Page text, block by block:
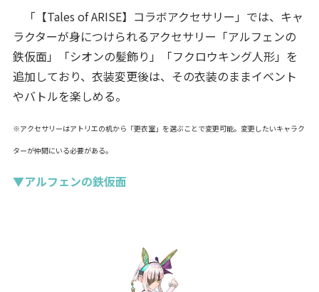
「【Tales of ARISE】コラボアクセサリー」では、キャ
ラクターが身につけられるアクセサリー「アルフェンの
鉄仮面」「シオンの髪飾り」「フクロウキング人形」を
追加しており、衣装変更後は、その衣装のままイベント
やバトルを楽しめる。
※アクセサリーはアトリエの机から「更衣室」を選ぶことで変更可能。変更したいキャラク
ターが仲間にいる必要がある。
▼アルフェンの鉄仮面